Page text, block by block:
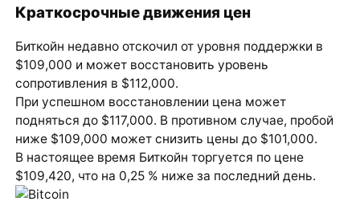
Краткосрочные движения цен
Биткойн недавно отскочил от уровня поддержки в
$109,000 и может восстановить уровень
сопротивления в $112,000.
При успешном восстановлении цена может
подняться до $117,000. В противном случае, пробой
ниже $109,000 может снизить цены до $101,000.
В настоящее время Биткойн торгуется по цене
$109,420, что на 0,25 % ниже за последний день.